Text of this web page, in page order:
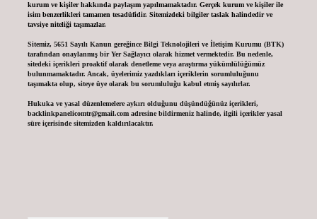
kurum ve kişiler hakkında paylaşım yapılmamaktadır. Gerçek kurum ve kişiler ile
isim benzerlikleri tamamen tesadüfidir. Sitemizdeki bilgiler taslak halindedir ve
tavsiye niteliği taşımazlar.
Sitemiz, 5651 Sayılı Kanun gereğince Bilgi Teknolojileri ve İletişim Kurumu (BTK)
tarafından onaylanmış bir Yer Sağlayıcı olarak hizmet vermektedir. Bu nedenle,
sitedeki içerikleri proaktif olarak denetleme veya araştırma yükümlülüğümüz
bulunmamaktadır. Ancak, üyelerimiz yazdıkları içeriklerin sorumluluğunu
taşımakta olup, siteye üye olarak bu sorumluluğu kabul etmiş sayılırlar.
Hukuka ve yasal düzenlemelere aykırı olduğunu düşündüğünüz içerikleri,
backlinkpanelicomtr@gmail.comadresine bildirmeniz halinde, ilgili içerikler yasal
süre içerisinde sitemizden kaldırılacaktır.